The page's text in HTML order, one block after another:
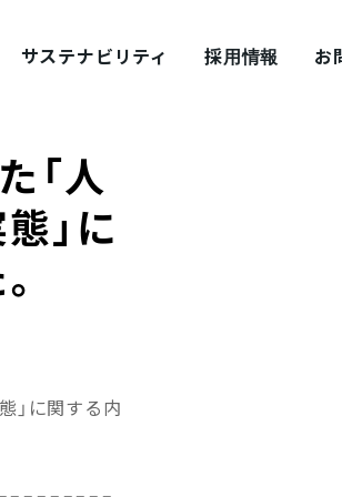
サステナビリティ 採用情報 お
「人
」に
」に関する内